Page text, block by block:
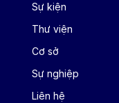
Sự kiện
Thư viện
Cơ sở
Sự nghiệp
Liên hệ